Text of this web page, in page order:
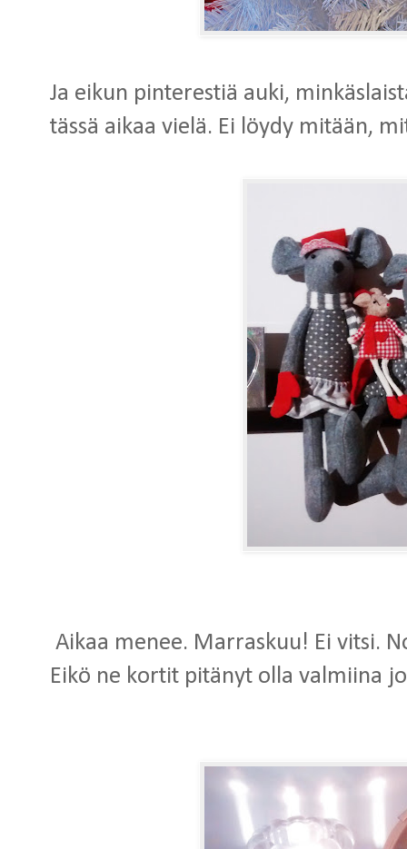
Ja eikun pinterestiä auki,
tässä aikaa vielä. Ei löydy mitään,
Aikaa menee. Marraskuu! Ei vitsi.
Eikö ne kortit pitänyt olla valmiina